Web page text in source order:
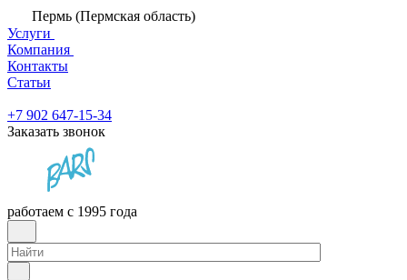
Пермь (Пермская область)
Услуги
Компания
Контакты
Статьи
+7 902 647-15-34
Заказать звонок
работаем с 1995 года